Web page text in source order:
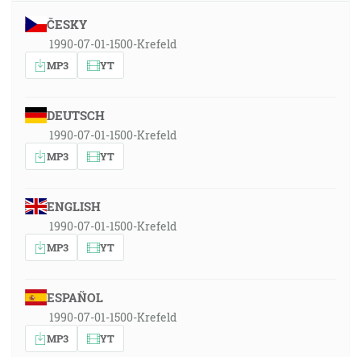
ČESKY
1990-07-01-1500-Krefeld
MP3 YT
DEUTSCH
1990-07-01-1500-Krefeld
MP3 YT
ENGLISH
1990-07-01-1500-Krefeld
MP3 YT
ESPAÑOL
1990-07-01-1500-Krefeld
MP3 YT